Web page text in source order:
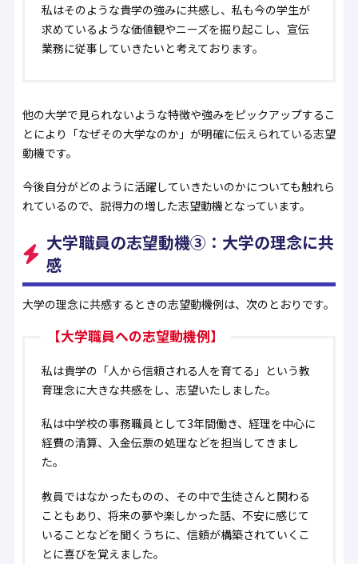
私はそのような貴学の強みに共感し、私も今の学生が
求めているような価値観やニーズを掘り起こし、宣伝
業務に従事していきたいと考えております。
他の大学で見られないような特徴や強みをピックアップするこ
とにより「なぜその大学なのか」が明確に伝えられている志望
動機です。
今後自分がどのように活躍していきたいのかについても触れら
れているので、説得力の増した志望動機となっています。
大学職員の志望動機③：大学の理念に共
感
大学の理念に共感するときの志望動機例は、次のとおりです。
【大学職員への志望動機例】
私は貴学の「人から信頼される人を育てる」という教
育理念に大きな共感をし、志望いたしました。
私は中学校の事務職員として3年間働き、経理を中心に
経費の清算、入金伝票の処理などを担当してきまし
た。
教員ではなかったものの、その中で生徒さんと関わる
こともあり、将来の夢や楽しかった話、不安に感じて
いることなどを聞くうちに、信頼が構築されていくこ
とに喜びを覚えました。